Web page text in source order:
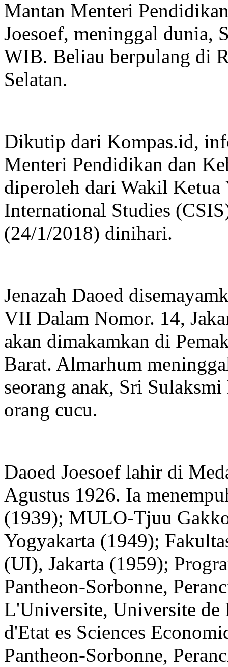
Mantan Menteri
Joesoef, meninggal dunia,
WIB. Beliau berpulang di
Selatan.
Dikutip dari Kompas.id,
Menteri Pendidikan dan
diperoleh dari Wakil Ketua
International Studies
(24/1/2018) dinihari.
Jenazah Daoed
VII Dalam Nomor. 14,
akan dimakamkan di
Barat. Almarhum
seorang anak, Sri
orang cucu.
Daoed Joesoef lahir di
Agustus 1926. Ia
(1939); MULO-Tjuu
Yogyakarta (1949);
(UI), Jakarta (1959);
Pantheon-Sorbonne,
L'Universite, Universite de
d'Etat es Sciences
Pantheon-Sorbonne,